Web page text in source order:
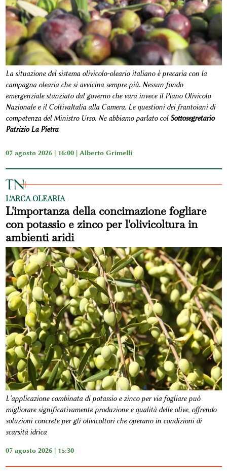
La situazione del sistema olivicolo-oleario italiano è precaria con la
campagna olearia che si avvicina sempre più. Nessun fondo
emergenziale stanziato dal governo che vara invece il Piano Olivicolo
Nazionale e il ColtivaItalia alla Camera. Le questioni dei frantoiani di
competenza del Ministro Urso. Ne abbiamo parlato colSottosegretario
Patrizio La Pietra
07 agosto 2026 | 16:00 | Alberto Grimelli
L'ARCA OLEARIA
L'importanza della concimazione fogliare
con potassio e zinco per l'olivicoltura in
ambienti aridi
L'applicazione combinata di potassio e zinco per via fogliare può
migliorare significativamente produzione e qualità delle olive, offrendo
soluzioni concrete per gli olivicoltori che operano in condizioni di
scarsità idrica
07 agosto 2026 | 15:30